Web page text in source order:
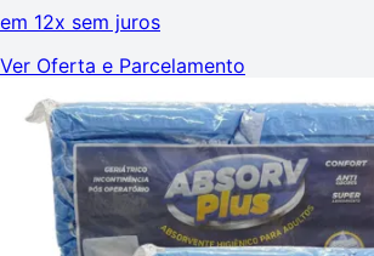
em 12x sem juros
Ver Oferta e Parcelamento